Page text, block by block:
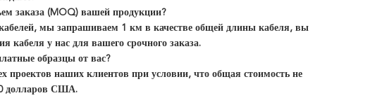
заказа (MOQ) вашей продукции?
мы запрашиваем 1 км в качестве общей длины кабеля, вы
кабеля у нас для вашего срочного заказа.
образцы от вас?
наших клиентов при условии, что общая стоимость не
долларов США.